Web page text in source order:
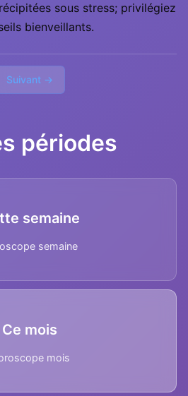
sous stress; privilégiez
bienveillants.
Suivant →
périodes
semaine
semaine
Ce mois
mois